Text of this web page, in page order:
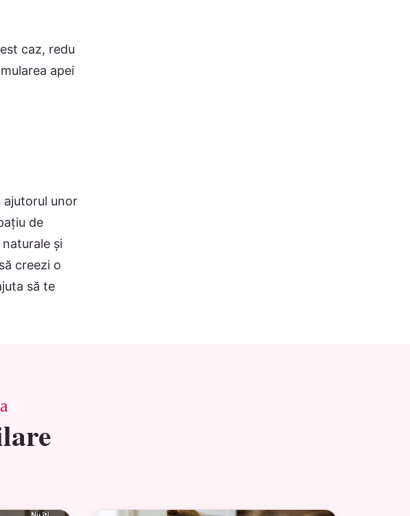
caz, redu
apei
ajutorul unor
de
și
creezi o
să te